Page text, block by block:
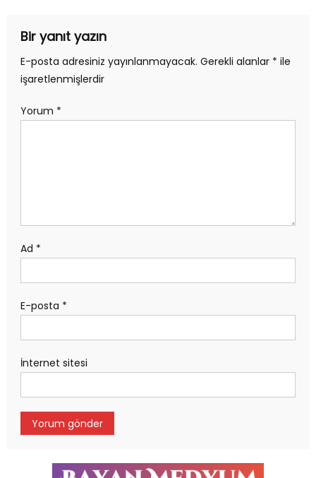
Bir yanıt yazın
E-posta adresiniz yayınlanmayacak. Gerekli alanlar * ile
işaretlenmişlerdir
Yorum *
Ad *
E-posta *
İnternet sitesi